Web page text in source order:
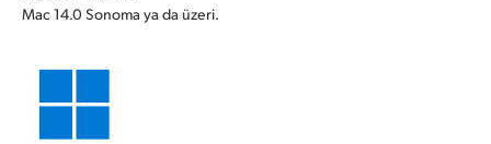
Mac 14.0 Sonoma ya da üzeri.